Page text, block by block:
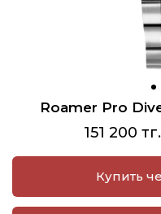
Roamer Pro
151 200 тг.
Купить